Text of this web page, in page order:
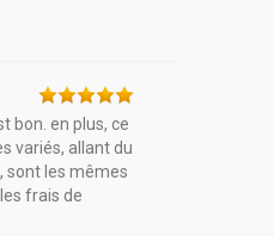
bon. en plus, ce
variés, allant du
sont les mêmes
frais de